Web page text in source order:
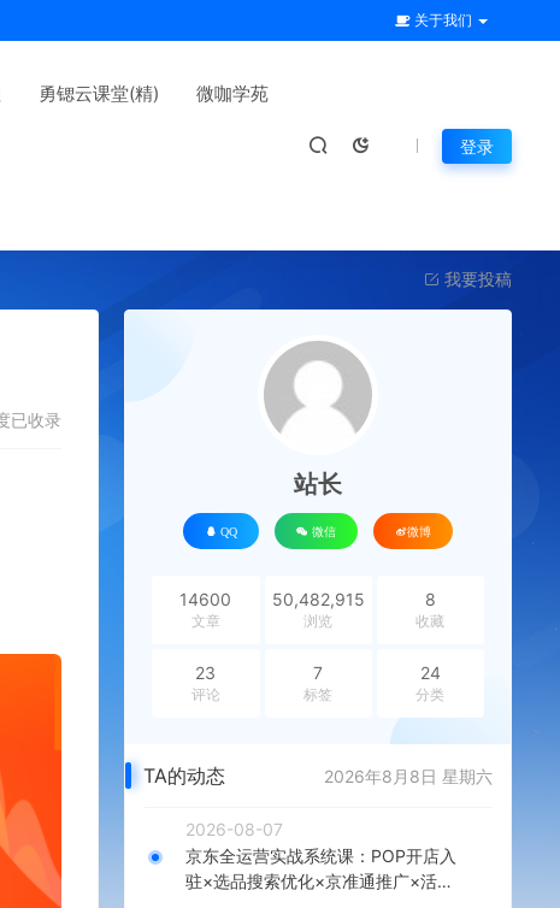
关于我们
勇锶云课堂(精) 微咖学苑
登录
我要投稿
已收录
站长
QQ 微信 微博
14600
文章
50,482,915
浏览
8
收藏
23
评论
7
标签
24
分类
TA的动态 2026年8月8日 星期六
2026-08-07
京东全运营实战系统课：POP开店入
驻×选品搜索优化×京准通推广×活动